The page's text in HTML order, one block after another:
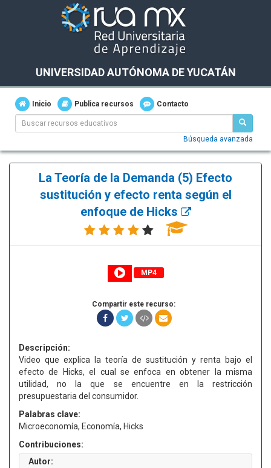
UNIVERSIDAD AUTÓNOMA DE YUCATÁN
Inicio Publica recursos Contacto
Búsqueda avanzada
La Teoría de la Demanda (5) Efecto
sustitución y efecto renta según el
enfoque de Hicks
MP4
Compartir este recurso:
Descripción:
Video que explica la teoría de sustitución y renta bajo el
efecto de Hicks, el cual se enfoca en obtener la misma
utilidad, no la que se encuentre en la restricción
presupuestaria del consumidor.
Palabras clave:
Microeconomía, Economía, Hicks
Contribuciones:
Autor: